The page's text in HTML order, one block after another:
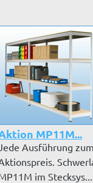
MP11M...
Jede Ausführung zum
im Stecksys...